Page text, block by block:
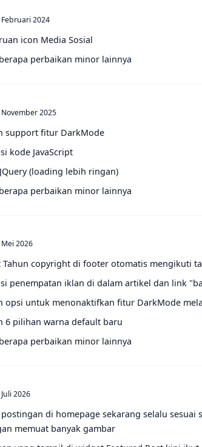
Februari 2024
icon Media Sosial
perbaikan minor lainnya
November 2025
support fitur DarkMode
kode JavaScript
(loading lebih ringan)
perbaikan minor lainnya
2026
Tahun copyright di footer otomatis mengikuti
penempatan iklan di dalam artikel dan link
opsi untuk menonaktifkan fitur DarkMode
6 pilihan warna default baru
perbaikan minor lainnya
2026
postingan di homepage sekarang selalu
memuat banyak gambar